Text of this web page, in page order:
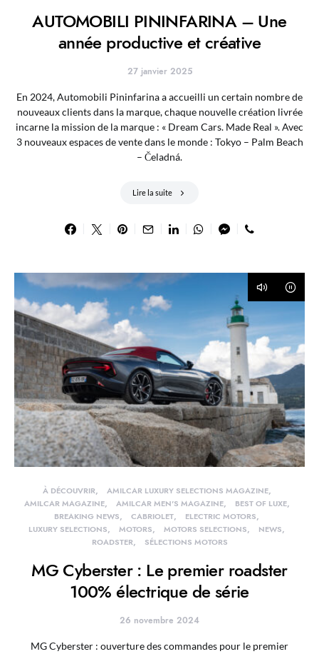
AUTOMOBILI PININFARINA – Une
année productive et créative
27 janvier 2025
En 2024, Automobili Pininfarina a accueilli un certain nombre de
nouveaux clients dans la marque, chaque nouvelle création livrée
incarne la mission de la marque : « Dream Cars. Made Real ». Avec
3 nouveaux espaces de vente dans le monde : Tokyo – Palm Beach
– Čeladná.
Lire la suite
À DÉCOUVRIR
AMILCAR LUXURY SELECTIONS MAGAZINE
AMILCAR MAGAZINE
AMILCAR MEN'S MAGAZINE
BEST OF LUXE
BREAKING NEWS
CABRIOLET
ELECTRIC MOTORS
LUXURY SELECTIONS
MOTORS MOTORS SELECTIONS
NEWS
ROADSTER
SÉLECTIONS MOTORS
MG Cyberster : Le premier roadster
100% électrique de série
26 novembre 2024
MG Cyberster : ouverture des commandes pour le premier